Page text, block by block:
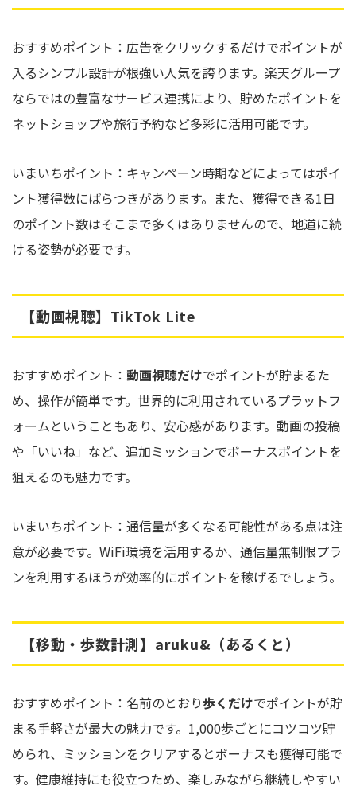
おすすめポイント：広告をクリックするだけでポイントが
入るシンプル設計が根強い人気を誇ります。楽天グループ
ならではの豊富なサービス連携により、貯めたポイントを
ネットショップや旅行予約など多彩に活用可能です。
いまいちポイント：キャンペーン時期などによってはポイ
ント獲得数にばらつきがあります。また、獲得できる1日
のポイント数はそこまで多くはありませんので、地道に続
ける姿勢が必要です。
【動画視聴】TikTok Lite
おすすめポイント： 動画視聴だけでポイントが貯まるた
め、操作が簡単です。世界的に利用されているプラットフ
ォームということもあり、安心感があります。動画の投稿
や「いいね」など、追加ミッションでボーナスポイントを
狙えるのも魅力です。
いまいちポイント：通信量が多くなる可能性がある点は注
意が必要です。WiFi環境を活用するか、通信量無制限プラ
ンを利用するほうが効率的にポイントを稼げるでしょう。
【移動・歩数計測】aruku&（あるくと）
おすすめポイント：名前のとおり歩くだけでポイントが貯
まる手軽さが最大の魅力です。1,000歩ごとにコツコツ貯
められ、ミッションをクリアするとボーナスも獲得可能で
す。健康維持にも役立つため、楽しみながら継続しやすい